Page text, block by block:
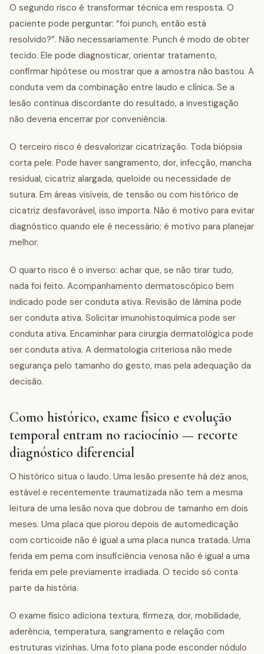
O segundo risco é transformar técnica em resposta. O
paciente pode perguntar: “foi punch, então está
resolvido?”. Não necessariamente. Punch é modo de obter
tecido. Ele pode diagnosticar, orientar tratamento,
confirmar hipótese ou mostrar que a amostra não bastou. A
conduta vem da combinação entre laudo e clínica. Se a
lesão continua discordante do resultado, a investigação
não deveria encerrar por conveniência.
O terceiro risco é desvalorizar cicatrização. Toda biópsia
corta pele. Pode haver sangramento, dor, infecção, mancha
residual, cicatriz alargada, queloide ou necessidade de
sutura. Em áreas visíveis, de tensão ou com histórico de
cicatriz desfavorável, isso importa. Não é motivo para evitar
diagnóstico quando ele é necessário; é motivo para planejar
melhor.
O quarto risco é o inverso: achar que, se não tirar tudo,
nada foi feito. Acompanhamento dermatoscópico bem
indicado pode ser conduta ativa. Revisão de lâmina pode
ser conduta ativa. Solicitar imunohistoquímica pode ser
conduta ativa. Encaminhar para cirurgia dermatológica pode
ser conduta ativa. A dermatologia criteriosa não mede
segurança pelo tamanho do gesto, mas pela adequação da
decisão.
Como histórico, exame físico e evolução
temporal entram no raciocínio — recorte
diagnóstico diferencial
O histórico situa o laudo. Uma lesão presente há dez anos,
estável e recentemente traumatizada não tem a mesma
leitura de uma lesão nova que dobrou de tamanho em dois
meses. Uma placa que piorou depois de automedicação
com corticoide não é igual a uma placa nunca tratada. Uma
ferida em perna com insuficiência venosa não é igual a uma
ferida em pele previamente irradiada. O tecido só conta
parte da história.
O exame físico adiciona textura, firmeza, dor, mobilidade,
aderência, temperatura, sangramento e relação com
estruturas vizinhas. Uma foto plana pode esconder nódulo